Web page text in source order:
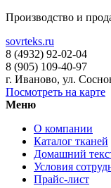
Производство и
sovrteks.ru
8 (4932) 92-02-04
8 (905) 109-40-97
г. Иваново, ул.
Посмотреть на карте
Меню
О компании
Каталог тканей
Домашний
Условия
Прайс-лист